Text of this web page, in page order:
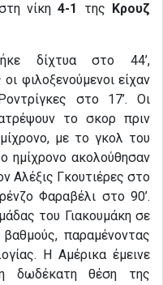
νίκη4-1 της Κρουζ
δίχτυα στο 44’,
φιλοξενούμενοι είχαν
στο 17’. Οι
το σκορ πριν
με το γκολ του
ημίχρονο ακολούθησαν
Αλέξις Γκουτιέρες στο
Φαραβέλι στο 90’.
του Γιακουμάκη σε
παραμένοντας
Η Αμέρικα έμεινε
δωδέκατη θέση της